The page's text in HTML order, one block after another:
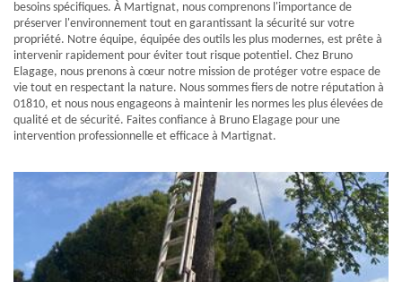
besoins spécifiques. À Martignat, nous comprenons l'importance de
préserver l'environnement tout en garantissant la sécurité sur votre
propriété. Notre équipe, équipée des outils les plus modernes, est prête à
intervenir rapidement pour éviter tout risque potentiel. Chez Bruno
Elagage, nous prenons à cœur notre mission de protéger votre espace de
vie tout en respectant la nature. Nous sommes fiers de notre réputation à
01810, et nous nous engageons à maintenir les normes les plus élevées de
qualité et de sécurité. Faites confiance à Bruno Elagage pour une
intervention professionnelle et efficace à Martignat.